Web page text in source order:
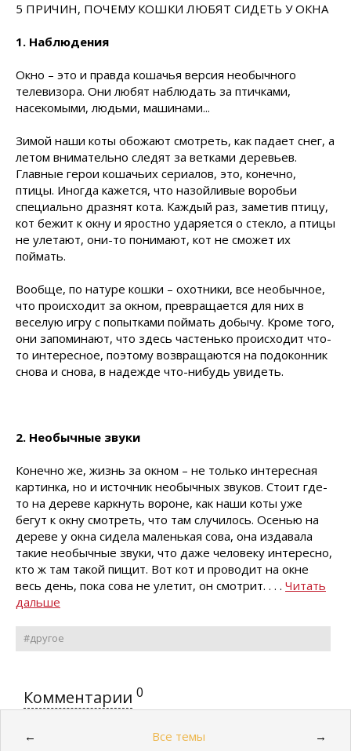
5 ПРИЧИН, ПОЧЕМУ КОШКИ ЛЮБЯТ СИДЕТЬ У ОКНА
1. Наблюдения
Окно – это и правда кошачья версия необычного
телевизора. Они любят наблюдать за птичками,
насекомыми, людьми, машинами...
Зимой наши коты обожают смотреть, как падает снег, а
летом внимательно следят за ветками деревьев.
Главные герои кошачьих сериалов, это, конечно,
птицы. Иногда кажется, что назойливые воробьи
специально дразнят кота. Каждый раз, заметив птицу,
кот бежит к окну и яростно ударяется о стекло, а птицы
не улетают, они-то понимают, кот не сможет их
поймать.
Вообще, по натуре кошки – охотники, все необычное,
что происходит за окном, превращается для них в
веселую игру с попытками поймать добычу. Кроме того,
они запоминают, что здесь частенько происходит что-
то интересное, поэтому возвращаются на подоконник
снова и снова, в надежде что-нибудь увидеть.
2. Необычные звуки
Конечно же, жизнь за окном – не только интересная
картинка, но и источник необычных звуков. Стоит где-
то на дереве каркнуть вороне, как наши коты уже
бегут к окну смотреть, что там случилось. Осенью на
дереве у окна сидела маленькая сова, она издавала
такие необычные звуки, что даже человеку интересно,
кто ж там такой пищит. Вот кот и проводит на окне
весь день, пока сова не улетит, он смотрит. . . . Читать
дальше
#другое
Комментарии 0
← Все темы →